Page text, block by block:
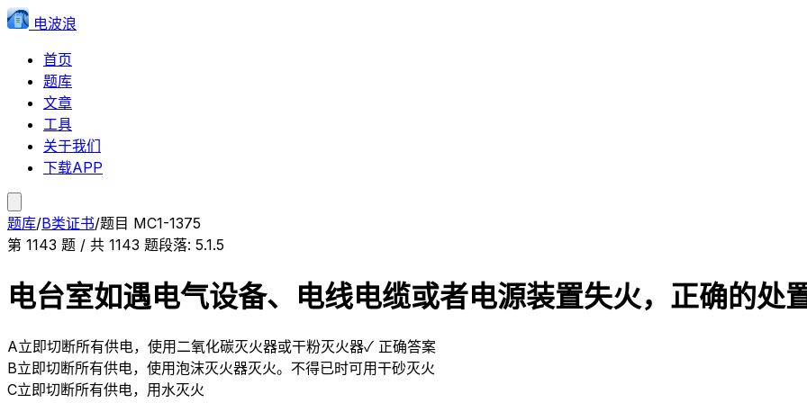
电波浪
首页
题库
文章
工具
关于我们
下载APP
题库/B类证书/题目 MC1-1375
第 1143 题 / 共 1143 题段落: 5.1.5
电台室如遇电气设备、电线电缆或者电源装置失火，正确的处
A立即切断所有供电，使用二氧化碳灭火器或干粉灭火器✓ 正确答案
B立即切断所有供电，使用泡沫灭火器灭火。不得已时可用干砂灭火
C立即切断所有供电，用水灭火